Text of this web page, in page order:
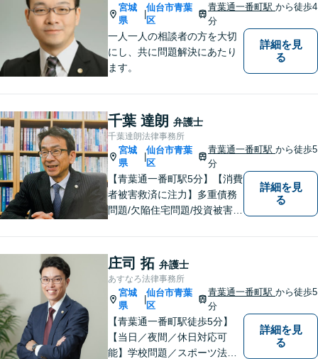
宮城
県
仙台市青葉
区
青葉通一番町駅から徒歩4
分
一人一人の相談者の方を大切
にし、共に問題解決にあたり
ます。
詳細を見
る
千葉 達朗 弁護士
千葉達朗法律事務所
宮城
県
仙台市青葉
区
青葉通一番町駅から徒歩5
分
【青葉通一番町駅5分】【消費
者被害救済に注力】多重債務
問題/欠陥住宅問題/投資被害問
相談ください。依頼者様のご
意向を最大限汲み取るべく、
丁寧なヒアリングと相談環境
の整備に努めています。
詳細を見
る
庄司 拓 弁護士
あすなろ法律事務所
宮城
県
仙台市青葉
区
青葉通一番町駅から徒歩5
分
【青葉通一番町駅徒歩5分】
【当日／夜間／休日対応可
能】学校問題／スポーツ法務
詳細を見
る